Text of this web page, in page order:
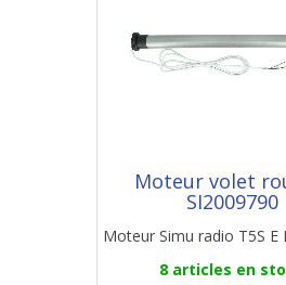
Moteur volet
SI2009790
Moteur Simu radio T5S E
8 articles en